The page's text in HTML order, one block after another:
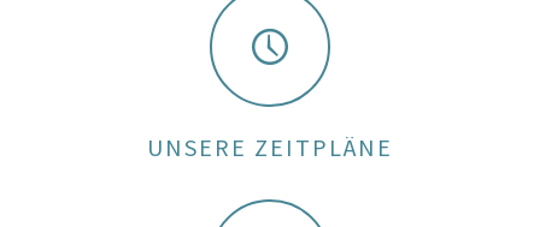
UNSERE ZEITPLÄNE